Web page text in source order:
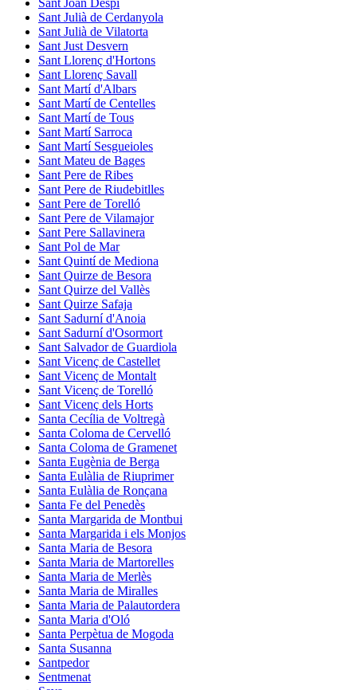
Sant Julià de Cerdanyola
Sant Julià de Vilatorta
Sant Just Desvern
Sant Llorenç d'Hortons
Sant Llorenç Savall
Sant Martí d'Albars
Sant Martí de Centelles
Sant Martí de Tous
Sant Martí Sarroca
Sant Martí Sesgueioles
Sant Mateu de Bages
Sant Pere de Ribes
Sant Pere de Riudebitlles
Sant Pere de Torelló
Sant Pere de Vilamajor
Sant Pere Sallavinera
Sant Pol de Mar
Sant Quintí de Mediona
Sant Quirze de Besora
Sant Quirze del Vallès
Sant Quirze Safaja
Sant Sadurní d'Anoia
Sant Sadurní d'Osormort
Sant Salvador de Guardiola
Sant Vicenç de Castellet
Sant Vicenç de Montalt
Sant Vicenç de Torelló
Sant Vicenç dels Horts
Santa Cecília de Voltregà
Santa Coloma de Cervelló
Santa Coloma de Gramenet
Santa Eugènia de Berga
Santa Eulàlia de Riuprimer
Santa Eulàlia de Ronçana
Santa Fe del Penedès
Santa Margarida de Montbui
Santa Margarida i els Monjos
Santa Maria de Besora
Santa Maria de Martorelles
Santa Maria de Merlès
Santa Maria de Miralles
Santa Maria de Palautordera
Santa Maria d'Oló
Santa Perpètua de Mogoda
Santa Susanna
Santpedor
Sentmenat